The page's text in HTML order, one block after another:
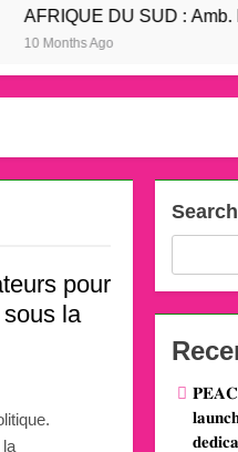
SUD : Amb. Dr Johaness
pour
la
Search